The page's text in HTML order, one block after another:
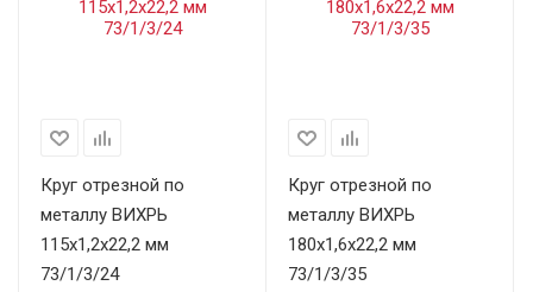
Круг отрезной по
металлу ВИХРЬ
115х1,2х22,2 мм
73/1/3/24
Круг отрезной по
металлу ВИХРЬ
180х1,6х22,2 мм
73/1/3/35